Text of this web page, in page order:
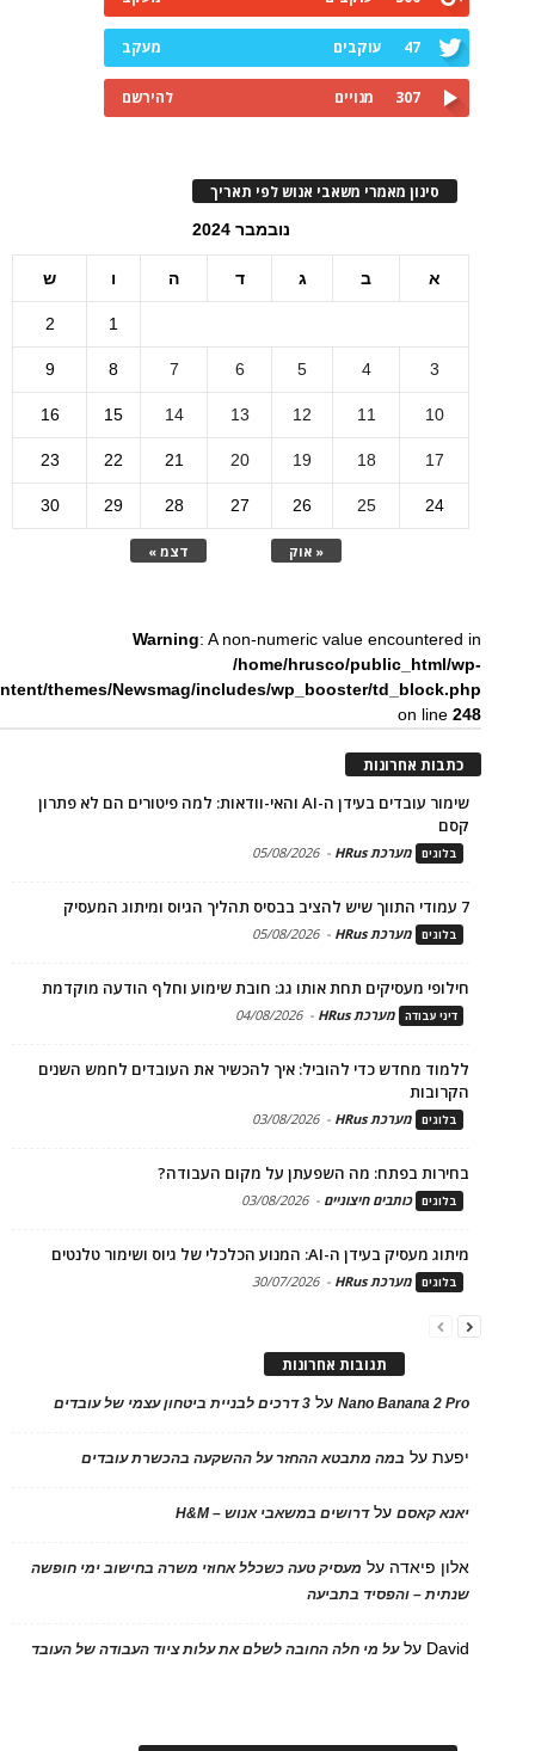
47 עוקבים מעקב
307 מנויים להירשם
סינון מאמרי משאבי אנוש לפי תאריך
נובמבר 2024
א ב ג ד ה ו ש
« אוק דצמ »
1
2
3
4
5
6
7
8
9
10
11
12
13
14
15
16
17
18
19
20
21
22
23
24
25
26
27
28
29
30
Warning: A non-numeric value encountered in
/home/hrusco/public_html/wp-
themes/Newsmag/includes/wp_booster/td_block.php
on line248
כתבות אחרונות
שימור עובדים בעידן ה-AI והאי-וודאות: למה פיטורים הם לא פתרון
קסם
בלוגים מערכת HRus -
05/08/2026
7 עמודי התווך שיש להציב בבסיס תהליך הגיוס ומיתוג המעסיק
בלוגים מערכת HRus -
05/08/2026
חילופי מעסיקים תחת אותו גג: חובת שימוע וחלף הודעה מוקדמת
דיני עבודה מערכת HRus -
04/08/2026
ללמוד מחדש כדי להוביל: איך להכשיר את העובדים לחמש השנים
הקרובות
בלוגים מערכת HRus -
03/08/2026
בחירות בפתח: מה השפעתן על מקום העבודה?
בלוגים כותבים חיצוניים -
03/08/2026
מיתוג מעסיק בעידן ה-AI: המנוע הכלכלי של גיוס ושימור טלנטים
בלוגים מערכת HRus -
30/07/2026
תגובות אחרונות
Nano Banana 2 Proעל 3 דרכים לבניית ביטחון עצמי של עובדים
יפעתעל במה מתבטא ההחזר על ההשקעה בהכשרת עובדים
יאנא קאסםעלדרושים במשאבי אנוש – H&M
אלון פיאדה על מעסיק טעה כשכלל אחוזי משרה בחישוב ימי חופשה
שנתית – והפסיד בתביעה
David עלעל מי חלה החובה לשלם את עלות ציוד העבודה של העובד